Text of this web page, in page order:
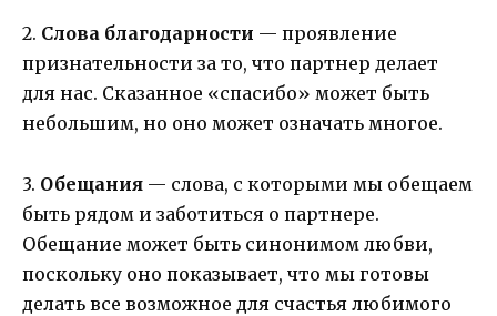
2. Слова благодарности — проявление
признательности за то, что партнер делает
для нас. Сказанное «спасибо» может быть
небольшим, но оно может означать многое.
3. Обещания — слова, с которыми мы обещаем
быть рядом и заботиться о партнере.
Обещание может быть синонимом любви,
поскольку оно показывает, что мы готовы
делать все возможное для счастья любимого